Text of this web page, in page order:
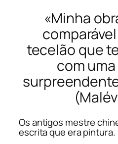
«Minha
tecelão que
com
Os antigos mestre
escrita que era pintura.